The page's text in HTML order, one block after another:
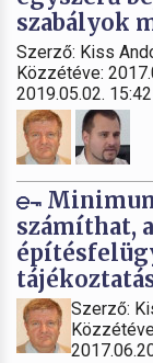
szabályok
Szerző: Kiss
Közzétéve:
2019.05.02. 15:42
számíthat,
Szerző: